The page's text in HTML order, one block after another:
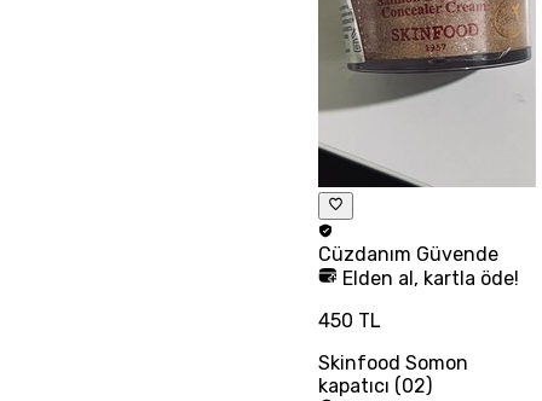
Cüzdanım Güvende
Elden al, kartla öde!
450 TL
Skinfood Somon
kapatıcı (02)